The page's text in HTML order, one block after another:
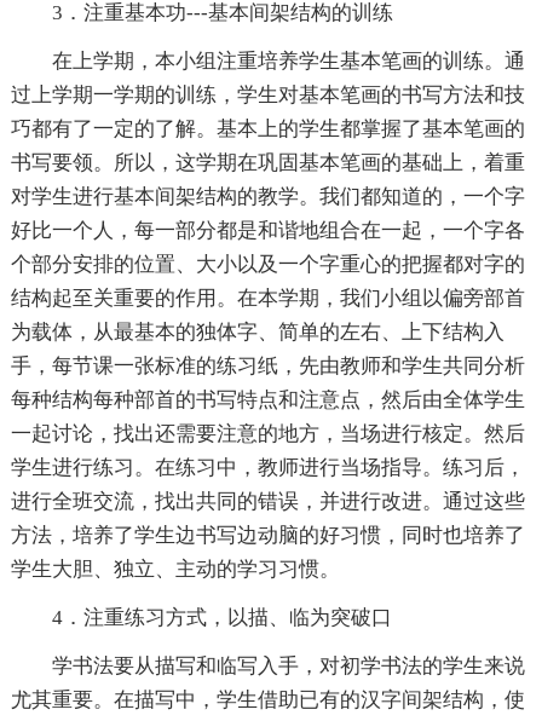
3．注重基本功---基本间架结构的训练
在上学期，本小组注重培养学生基本笔画的训练。通
过上学期一学期的训练，学生对基本笔画的书写方法和技
巧都有了一定的了解。基本上的学生都掌握了基本笔画的
书写要领。所以，这学期在巩固基本笔画的基础上，着重
对学生进行基本间架结构的教学。我们都知道的，一个字
好比一个人，每一部分都是和谐地组合在一起，一个字各
个部分安排的位置、大小以及一个字重心的把握都对字的
结构起至关重要的作用。在本学期，我们小组以偏旁部首
为载体，从最基本的独体字、简单的左右、上下结构入
手，每节课一张标准的练习纸，先由教师和学生共同分析
每种结构每种部首的书写特点和注意点，然后由全体学生
一起讨论，找出还需要注意的地方，当场进行核定。然后
学生进行练习。在练习中，教师进行当场指导。练习后，
进行全班交流，找出共同的错误，并进行改进。通过这些
方法，培养了学生边书写边动脑的好习惯，同时也培养了
学生大胆、独立、主动的学习习惯。
4．注重练习方式，以描、临为突破口
学书法要从描写和临写入手，对初学书法的学生来说
尤其重要。在描写中，学生借助已有的汉字间架结构，使